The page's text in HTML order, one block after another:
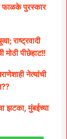
फाळके पुरस्कार
राष्ट्रवादी
मोठी पीछेहाट!!
नेत्यांची
झटका, मुंबईच्या